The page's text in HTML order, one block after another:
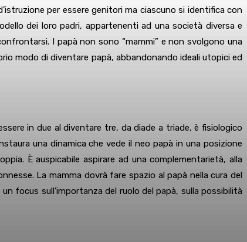
per essere genitori ma ciascuno si identifica con
dei loro padri, appartenenti ad una società diversa e
I papà non sono “mammi” e non svolgono una
modo di diventare papà, abbandonando ideali utopici ed
in due al diventare tre, da diade a triade, è fisiologico
una dinamica che vede il neo papà in una posizione
È auspicabile aspirare ad una complementarietà, alla
La mamma dovrà fare spazio al papà nella cura del
focus sull’importanza del ruolo del papà, sulla possibilità